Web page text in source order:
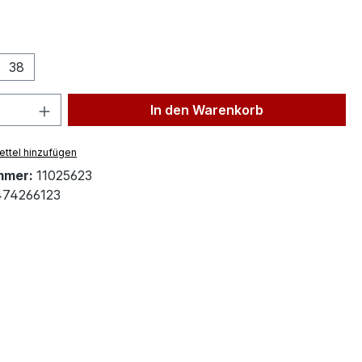
38
Anzahl: Gib den gewünschten Wert
In den Warenkorb
hinzufügen
11025623